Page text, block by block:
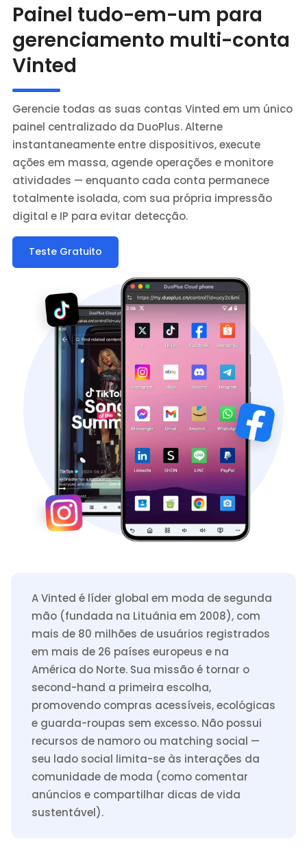
Painel tudo-em-um para
gerenciamento multi-conta
Vinted
Gerencie todas as suas contas Vinted em um único
painel centralizado da DuoPlus. Alterne
instantaneamente entre dispositivos, execute
ações em massa, agende operações e monitore
atividades — enquanto cada conta permanece
totalmente isolada, com sua própria impressão
digital e IP para evitar detecção.
Teste Gratuito
A Vinted é líder global em moda de segunda
mão (fundada na Lituânia em 2008), com
mais de 80 milhões de usuários registrados
em mais de 26 países europeus e na
América do Norte. Sua missão é tornar o
second-hand a primeira escolha,
promovendo compras acessíveis, ecológicas
e guarda-roupas sem excesso. Não possui
recursos de namoro ou matching social —
seu lado social limita-se às interações da
comunidade de moda (como comentar
anúncios e compartilhar dicas de vida
sustentável).